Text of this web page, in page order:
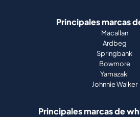
Principales marcas
Macallan
Ardbeg
Springbank
Bowmore
Yamazaki
Johnnie Walker
Principales marcas de